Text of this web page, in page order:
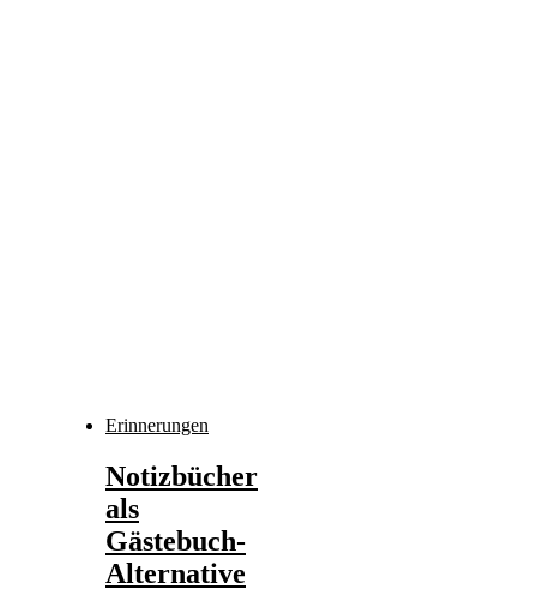
Erinnerungen
Notizbücher
als
Gästebuch-
Alternative